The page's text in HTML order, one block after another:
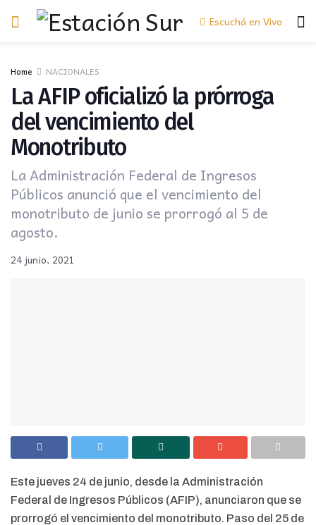
Escuchá en Vivo
Home NACIONALES
La AFIP oficializó la prórroga
del vencimiento del
Monotributo
La Administración Federal de Ingresos
Públicos anunció que el vencimiento del
monotributo de junio se prorrogó al 5 de
agosto.
24 junio, 2021
Este jueves 24 de junio, desde la Administración
Federal de Ingresos Públicos (AFIP), anunciaron que se
prorrogó el vencimiento del monotributo. Paso del 25 de